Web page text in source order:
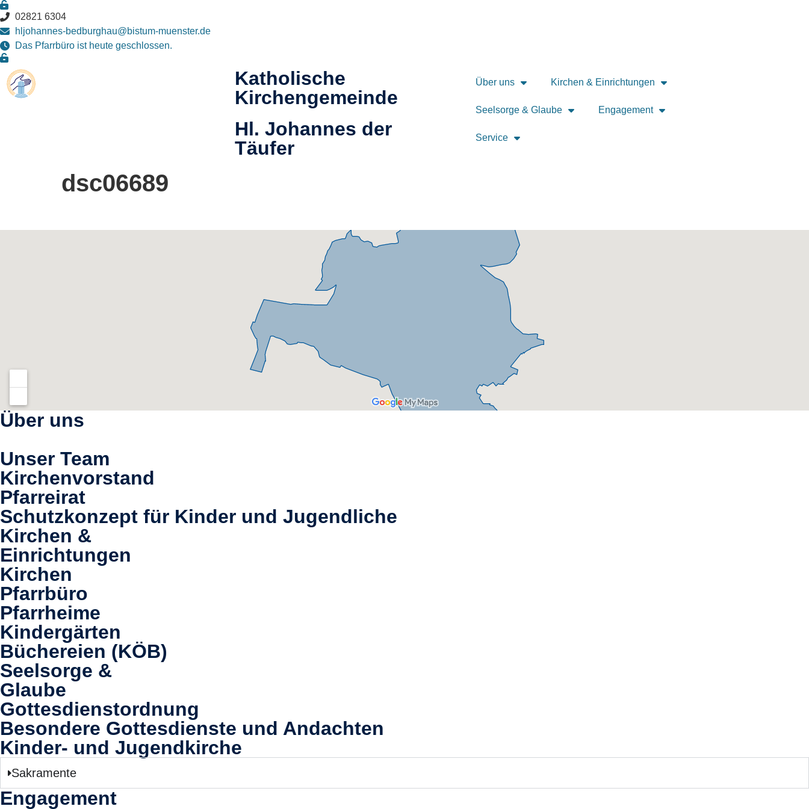
02821 6304
hljohannes-bedburghau@bistum-muenster.de
Das Pfarrbüro ist heute geschlossen.
Katholische
Kirchengemeinde
Hl. Johannes der
Täufer
Über uns Kirchen & Einrichtungen
Seelsorge & Glaube Engagement
Service
dsc06689
Über uns
Unser Team
Kirchenvorstand
Pfarreirat
Schutzkonzept für Kinder und Jugendliche
Kirchen &
Einrichtungen
Kirchen
Pfarrbüro
Pfarrheime
Kindergärten
Büchereien (KÖB)
Seelsorge &
Glaube
Gottesdienstordnung
Besondere Gottesdienste und Andachten
Kinder- und Jugendkirche
Sakramente
Engagement